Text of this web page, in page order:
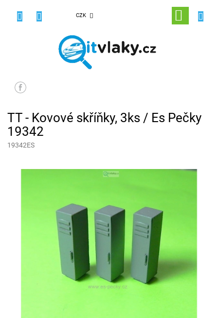
CZK
NÁKUPNÍ
KOŠÍK
TT - Kovové skříňky, 3ks / Es Pečky
19342
19342ES